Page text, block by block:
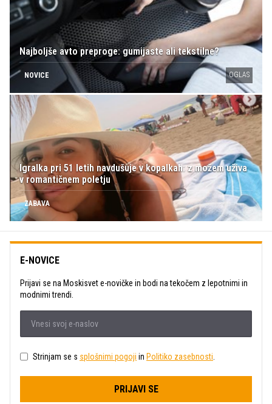
Najboljše avto preproge: gumijaste ali tekstilne?
NOVICE OGLAS
Igralka pri 51 letih navdušuje v kopalkah: z možem uživa
v romantičnem poletju
ZABAVA
E-NOVICE
Prijavi se na Moskisvet e-novičke in bodi na tekočem z lepotnimi in
modnimi trendi.
Strinjam se s splošnimi pogoji in Politiko zasebnosti
PRIJAVI SE